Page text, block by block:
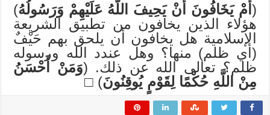
( أَمْ يَخَافُونَ أَنْ يَحِيفَ اللَّهُ عَلَيْهِمْ وَرَسُولُهُ)
هؤلاء الذين يخافون من تطبيق الشريعة
الإسلامية هل يخافون أن يلحق بهم حَيْفٌ
(أي ظلم) منها؟ وهل عندد الله ورسوله
ظلم؟ تعالى الله عن ذلك. (وَمَنْ أَحْسَنُ
مِنْ اللَّهِ حُكْمًا لِقَوْمٍ يُوقِنُونَ) □